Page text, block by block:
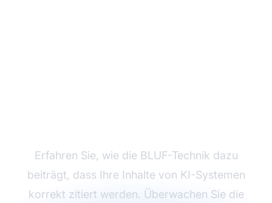
Erfahren Sie, wie die BLUF-Technik dazu
beiträgt, dass Ihre Inhalte von KI-Systemen
korrekt zitiert werden. Überwachen Sie die